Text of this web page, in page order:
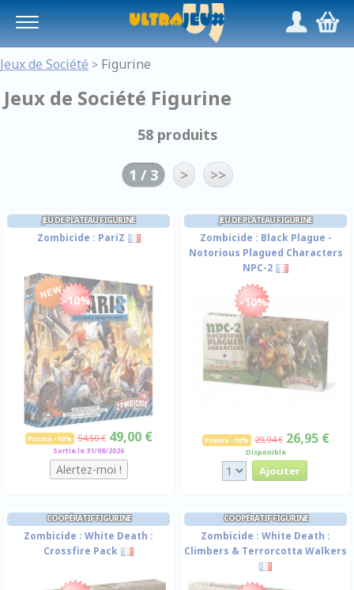
/,
Jeux de Société > Figurine
Jeux de Société Figurine
58 produits
1 / 3 > >>
JEU DE PLATEAU FIGURINE
Zombicide : PariZ
-10%
Promo -10% 54,50 € 49,00 €
Sortie le 31/08/2026
JEU DE PLATEAU FIGURINE
Zombicide : Black Plague -
Notorious Plagued Characters
NPC-2
-10%
Promo -10% 29,94 € 26,95 €
Disponible
COOPÉRATIF FIGURINE
Zombicide : White Death :
Crossfire Pack
COOPÉRATIF FIGURINE
Zombicide : White Death :
Climbers & Terrorcotta Walkers